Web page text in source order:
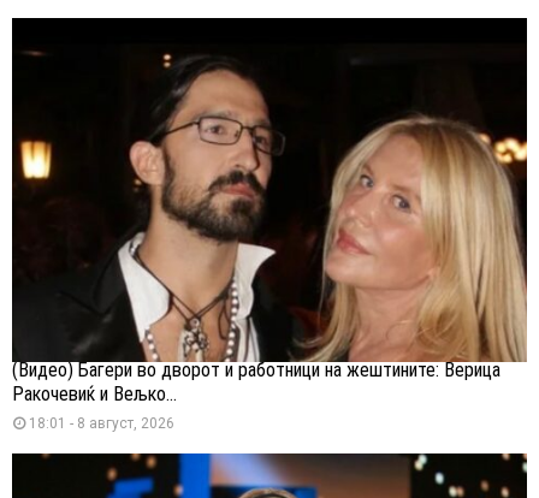
(Видео) Багери во дворот и работници на жештините: Верица
Ракочевиќ и Вељко...
18:01 - 8 август, 2026